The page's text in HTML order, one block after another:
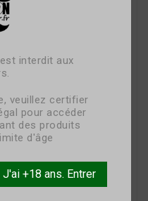
interdit aux
veuillez certifier
pour accéder
des produits
d'âge
J'ai +18 ans. Entrer
